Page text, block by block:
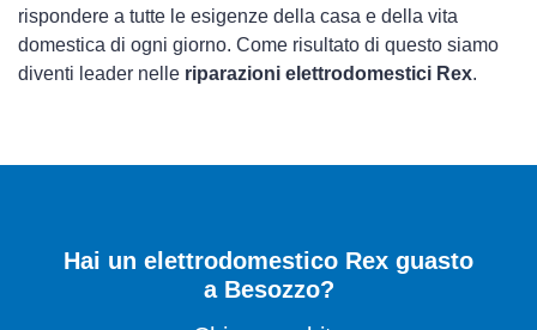
rispondere a tutte le esigenze della casa e della vita
domestica di ogni giorno. Come risultato di questo siamo
diventi leader nelle riparazioni elettrodomestici Rex.
Hai un elettrodomestico Rex guasto
a Besozzo?